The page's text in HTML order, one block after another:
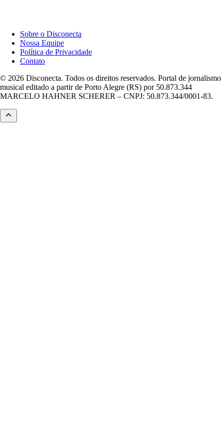
Sobre o Disconecta
Nossa Equipe
Política de Privacidade
Contato
© 2026 Disconecta. Todos os direitos reservados. Portal de jornalismo
musical editado a partir de Porto Alegre (RS) por 50.873.344
MARCELO HAHNER SCHERER – CNPJ: 50.873.344/0001-83.